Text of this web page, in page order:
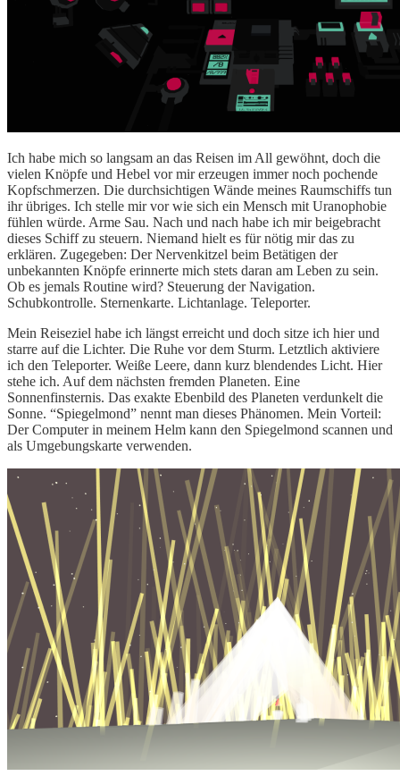
Ich habe mich so langsam an das Reisen im All gewöhnt, doch die
vielen Knöpfe und Hebel vor mir erzeugen immer noch pochende
Kopfschmerzen. Die durchsichtigen Wände meines Raumschiffs tun
ihr übriges. Ich stelle mir vor wie sich ein Mensch mit Uranophobie
fühlen würde. Arme Sau. Nach und nach habe ich mir beigebracht
dieses Schiff zu steuern. Niemand hielt es für nötig mir das zu
erklären. Zugegeben: Der Nervenkitzel beim Betätigen der
unbekannten Knöpfe erinnerte mich stets daran am Leben zu sein.
Ob es jemals Routine wird? Steuerung der Navigation.
Schubkontrolle. Sternenkarte. Lichtanlage. Teleporter.
Mein Reiseziel habe ich längst erreicht und doch sitze ich hier und
starre auf die Lichter. Die Ruhe vor dem Sturm. Letztlich aktiviere
ich den Teleporter. Weiße Leere, dann kurz blendendes Licht. Hier
stehe ich. Auf dem nächsten fremden Planeten. Eine
Sonnenfinsternis. Das exakte Ebenbild des Planeten verdunkelt die
Sonne. “Spiegelmond” nennt man dieses Phänomen. Mein Vorteil:
Der Computer in meinem Helm kann den Spiegelmond scannen und
als Umgebungskarte verwenden.